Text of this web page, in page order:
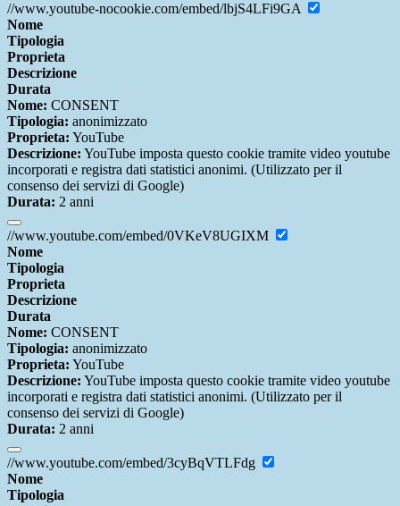
//www.youtube-nocookie.com/embed/lbjS4LFi9GA
Nome
Tipologia
Proprieta
Descrizione
Durata
Nome: CONSENT
Tipologia: anonimizzato
Proprieta: YouTube
Descrizione: YouTube imposta questo cookie tramite video youtube
incorporati e registra dati statistici anonimi. (Utilizzato per il
consenso dei servizi di Google)
Durata: 2 anni
//www.youtube.com/embed/0VKeV8UGIXM
Nome
Tipologia
Proprieta
Descrizione
Durata
Nome: CONSENT
Tipologia: anonimizzato
Proprieta: YouTube
Descrizione: YouTube imposta questo cookie tramite video youtube
incorporati e registra dati statistici anonimi. (Utilizzato per il
consenso dei servizi di Google)
Durata: 2 anni
//www.youtube.com/embed/3cyBqVTLFdg
Nome
Tipologia